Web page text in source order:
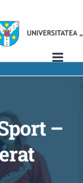
–